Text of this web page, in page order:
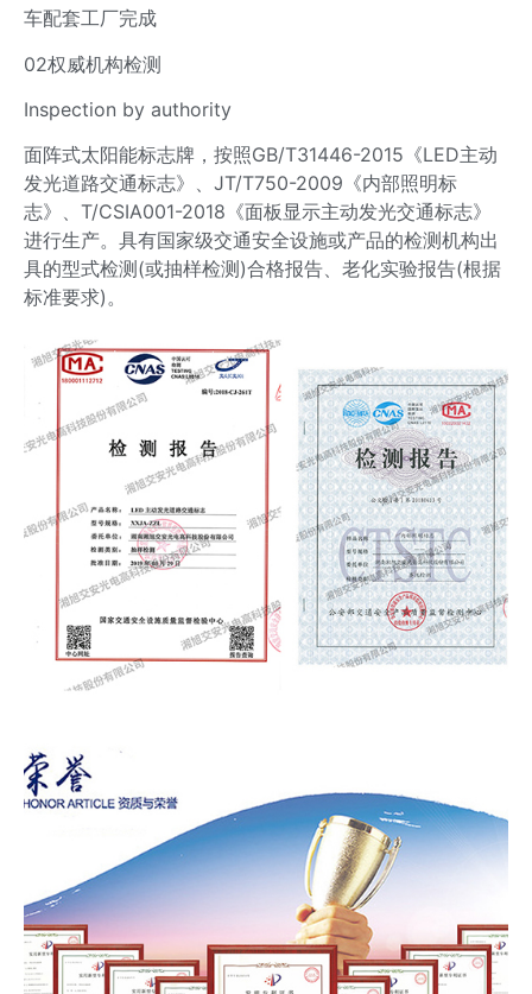
车配套工厂完成
02权威机构检测
Inspection by authority
面阵式太阳能标志牌，按照GB/T31446-2015《LED主动
发光道路交通标志》、JT/T750-2009《内部照明标
志》、T/CSIA001-2018《面板显示主动发光交通标志》
进行生产。具有国家级交通安全设施或产品的检测机构出
具的型式检测(或抽样检测)合格报告、老化实验报告(根据
标准要求)。